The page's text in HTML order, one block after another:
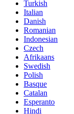
Turkish
Italian
Danish
Romanian
Indonesian
Czech
Afrikaans
Swedish
Polish
Basque
Catalan
Esperanto
Hindi